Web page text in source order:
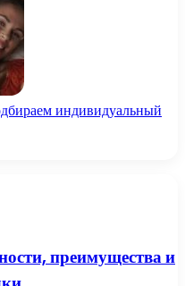
индивидуальный
преимущества и